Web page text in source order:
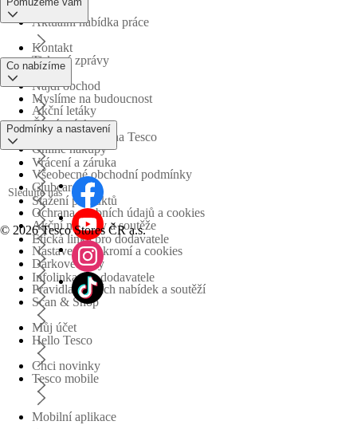
Aktuální nabídka práce
Tiskové zprávy
Myslíme na budoucnost
Obchodní skupina Tesco
Kontakt
Najdi obchod
Časté otázky
Vrácení a záruka
Stažení produktů
Etická linka pro dodavatele
Infolinka pro dodavatele
Co nabízíme
Akční letáky
Online nákupy
Clubcard
Akční nabídky a soutěže
Dárkové karty
Scan & Shop
Hello Tesco
Tesco mobile
Mobilní aplikace
Podmínky a nastavení
Všeobecné obchodní podmínky
Ochrana osobních údajů a cookies
Nastavení soukromí a cookies
Pravidla akčních nabídek a soutěží
Můj účet
Chci novinky
Sledujte nás
© 2026 Tesco Stores ČR a.s.